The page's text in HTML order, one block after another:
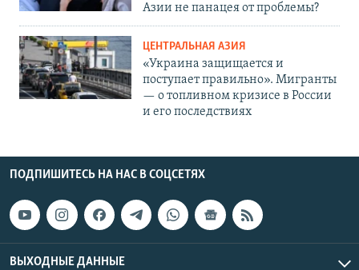
Азии не панацея от проблемы?
ЦЕНТРАЛЬНАЯ АЗИЯ
«Украина защищается и
поступает правильно». Мигранты
— о топливном кризисе в России
и его последствиях
ПОДПИШИТЕСЬ НА НАС В СОЦСЕТЯХ
ВЫХОДНЫЕ ДАННЫЕ